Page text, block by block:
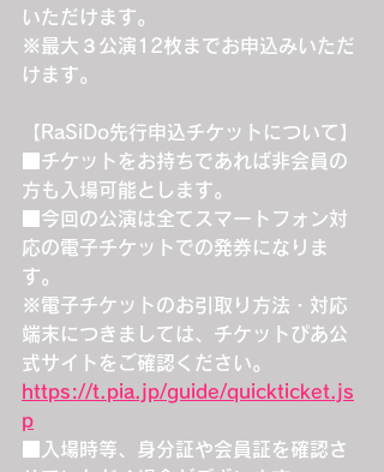
いただけます。
※最大３公演12枚までお申込みいただ
けます。
【RaSiDo先行申込チケットについて】
■チケットをお持ちであれば非会員の
方も入場可能とします。
■今回の公演は全てスマートフォン対
応の電子チケットでの発券になりま
す。
※電子チケットのお引取り方法・対応
端末につきましては、チケットぴあ公
式サイトをご確認ください。
https://t.pia.jp/guide/quickticket.js
p
■入場時等、身分証や会員証を確認さ